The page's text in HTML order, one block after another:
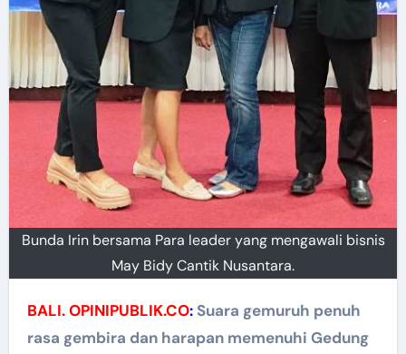
Bunda Irin bersama Para leader yang mengawali bisnis
May Bidy Cantik Nusantara.
BALI. OPINIPUBLIK.CO: Suara gemuruh penuh
rasa gembira dan harapan memenuhi Gedung